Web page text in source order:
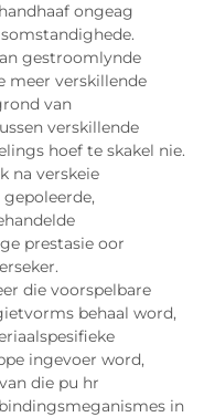
ongeag
gestroomlynde
meer verskillende
van
verskillende
hoef te skakel nie.
na verskeie
prestasie oor
die voorspelbare
behaal word,
ingevoer word,
die pu hr
in